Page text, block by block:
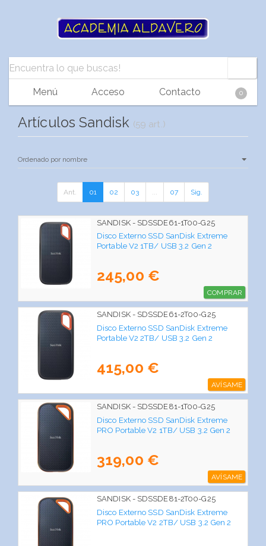
Menú Acceso Contacto 0
Artículos Sandisk (59 art.)
Ant. 01 02 03 07 Sig.
SANDISK - SDSSDE61-1T00-G25
Disco Externo SSD SanDisk Extreme
Portable V2 1TB/ USB 3.2 Gen 2
245,00 €
COMPRAR
SANDISK - SDSSDE61-2T00-G25
Disco Externo SSD SanDisk Extreme
Portable V2 2TB/ USB 3.2 Gen 2
415,00 €
AVÍSAME
SANDISK - SDSSDE81-1T00-G25
Disco Externo SSD SanDisk Extreme
PRO Portable V2 1TB/ USB 3.2 Gen 2
319,00 €
AVÍSAME
SANDISK - SDSSDE81-2T00-G25
Disco Externo SSD SanDisk Extreme
PRO Portable V2 2TB/ USB 3.2 Gen 2